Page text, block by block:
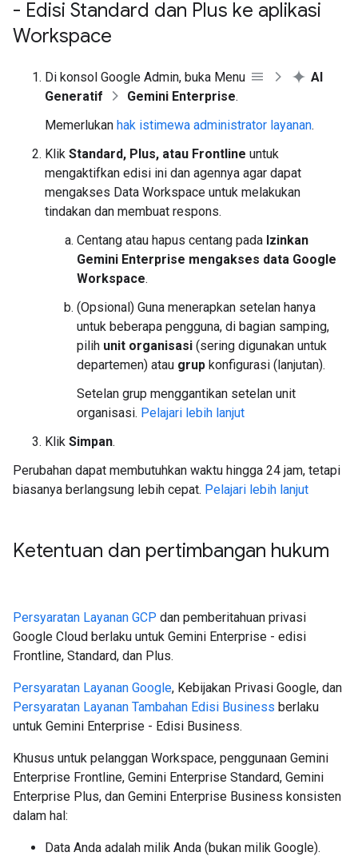
- Edisi Standard dan Plus ke aplikasi
Workspace
Di konsol Google Admin, buka Menu
AI
Generatif
Gemini Enterprise.
Memerlukan hak istimewa administrator layanan.
Klik Standard, Plus, atau Frontline untuk
mengaktifkan edisi ini dan agennya agar dapat
mengakses Data Workspace untuk melakukan
tindakan dan membuat respons.
Centang atau hapus centang pada Izinkan
Gemini Enterprise mengakses data Google
Workspace.
(Opsional) Guna menerapkan setelan hanya
untuk beberapa pengguna, di bagian samping,
pilih unit organisasi (sering digunakan untuk
departemen) atau grup konfigurasi (lanjutan).
Setelan grup menggantikan setelan unit
organisasi. Pelajari lebih lanjut
Klik Simpan.
Perubahan dapat membutuhkan waktu hingga 24 jam, tetapi
biasanya berlangsung lebih cepat. Pelajari lebih lanjut
Ketentuan dan pertimbangan hukum
Persyaratan Layanan GCP dan pemberitahuan privasi
Google Cloud berlaku untuk Gemini Enterprise - edisi
Frontline, Standard, dan Plus.
Persyaratan Layanan Google, Kebijakan Privasi Google, dan
Persyaratan Layanan Tambahan Edisi Business berlaku
untuk Gemini Enterprise - Edisi Business.
Khusus untuk pelanggan Workspace, penggunaan Gemini
Enterprise Frontline, Gemini Enterprise Standard, Gemini
Enterprise Plus, dan Gemini Enterprise Business konsisten
dalam hal:
Data Anda adalah milik Anda (bukan milik Google).